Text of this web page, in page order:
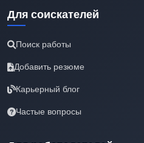
Для соискателей
Поиск работы
Добавить резюме
Карьерный блог
Частые вопросы